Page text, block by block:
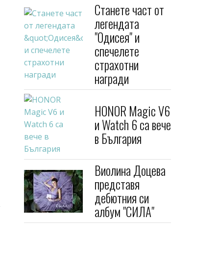
Станете част от
легендата
"Одисея" и
спечелете
страхотни
награди
HONOR Magic V6
и Watch 6 са вече
в България
Виолина Доцева
представя
дебютния си
албум "СИЛА"